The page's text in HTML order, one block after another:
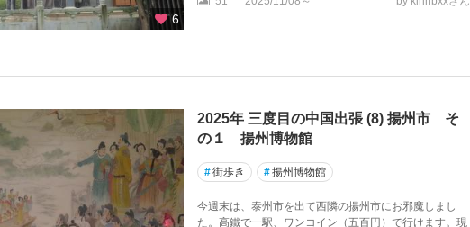
6
2025年 三度目の中国出張 (8) 揚州市 そ
の１ 揚州博物館
#街歩き #揚州博物館
今週末は、泰州市を出て西隣の揚州市にお邪魔しまし
た。高鐵で一駅、ワンコイン（五百円）で行けます。現